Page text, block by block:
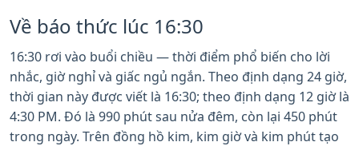
Về báo thức lúc 16:30
16:30 rơi vào buổi chiều — thời điểm phổ biến cho lời
nhắc, giờ nghỉ và giấc ngủ ngắn. Theo định dạng 24 giờ,
thời gian này được viết là 16:30; theo định dạng 12 giờ là
4:30 PM. Đó là 990 phút sau nửa đêm, còn lại 450 phút
trong ngày. Trên đồng hồ kim, kim giờ và kim phút tạo